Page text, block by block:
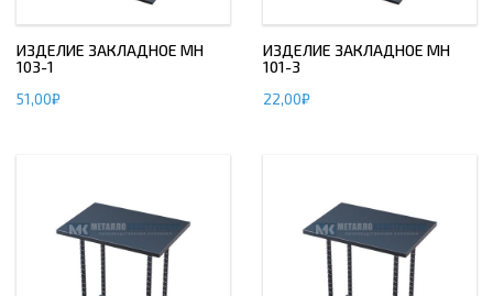
ИЗДЕЛИЕ ЗАКЛАДНОЕ МН
103-1
51,00₽
ИЗДЕЛИЕ ЗАКЛАДНОЕ МН
101-3
22,00₽